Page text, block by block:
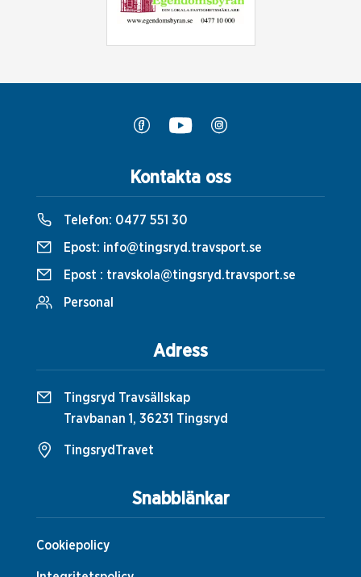
Snabblänkar
Cookiepolicy
Kontakta oss
Telefon: 0477 551 30
Epost: info@tingsryd.travsport.se
Epost : travskola@tingsryd.travsport.se
Personal
Adress
Tingsryd Travsällskap
Travbanan 1, 36231 Tingsryd
TingsrydTravet